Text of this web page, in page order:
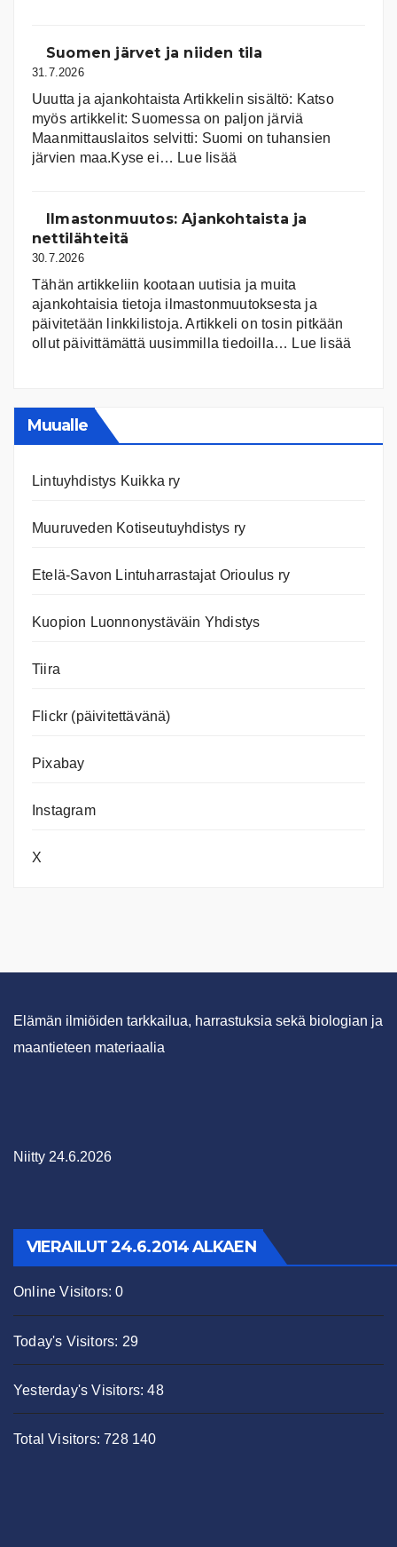
Suomen järvet ja niiden tila
31.7.2026
Uuutta ja ajankohtaista Artikkelin sisältö: Katso
myös artikkelit: Suomessa on pal­jon jär­viä
Maanmittauslaitos selvitti: Suomi on tuhansien
järvien maa.Kyse ei… Lue lisää
ja
Ilmastonmuutos: Ajankohtaista ja
nettilähteitä
30.7.2026
Tähän artikkeliin kootaan uutisia ja muita
ajankohtaisia tietoja ilmastonmuutoksesta ja
päivitetään linkkilistoja. Artikkeli on tosin pitkään
ollut päivittämättä uusimmilla tiedoilla… Lue lisää
Muualle
Lintuyhdistys Kuikka ry
Muuruveden Kotiseutuyhdistys ry
Etelä-Savon Lintuharrastajat Orioulus ry
Kuopion Luonnonystäväin Yhdistys
Tiira
Flickr (päivitettävänä)
Pixabay
Instagram
X
Elämän ilmiöiden tarkkailua, harrastuksia sekä biologian ja
maantieteen materiaalia
Niitty 24.6.2026
VIERAILUT 24.6.2014 ALKAEN
Online Visitors:0
Today's Visitors: 29
Yesterday's Visitors:48
Total Visitors:728 140